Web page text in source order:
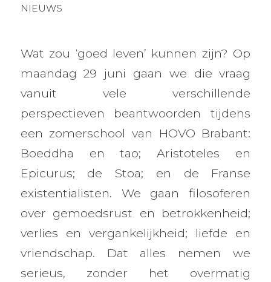
NIEUWS
Wat zou ‘goed leven’ kunnen zijn? Op
maandag 29 juni gaan we die vraag
vanuit vele verschillende
perspectieven beantwoorden tijdens
een zomerschool van HOVO Brabant:
Boeddha en tao; Aristoteles en
Epicurus; de Stoa; en de Franse
existentialisten. We gaan filosoferen
over gemoedsrust en betrokkenheid;
verlies en vergankelijkheid; liefde en
vriendschap. Dat alles nemen we
serieus, zonder het overmatig